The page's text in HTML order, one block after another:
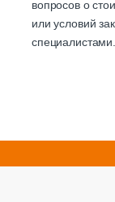
вопросов о
или условий
специалистами.